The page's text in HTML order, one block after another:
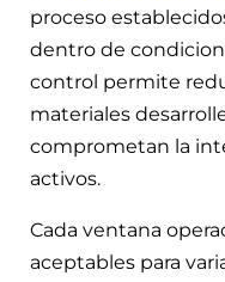
proceso
dentro de
control permite
materiales
comprometan la
activos.
Cada ventana
aceptables para